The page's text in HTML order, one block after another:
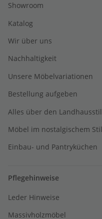
Showroom
Katalog
Wir über uns
Nachhaltigkeit
Unsere Möbelvariationen
Bestellung aufgeben
Alles über den Landhausstil
Möbel im nostalgischem Stil
Einbau- und Pantryküchen
Pflegehinweise
Leder Hinweise
Massivholzmöbel